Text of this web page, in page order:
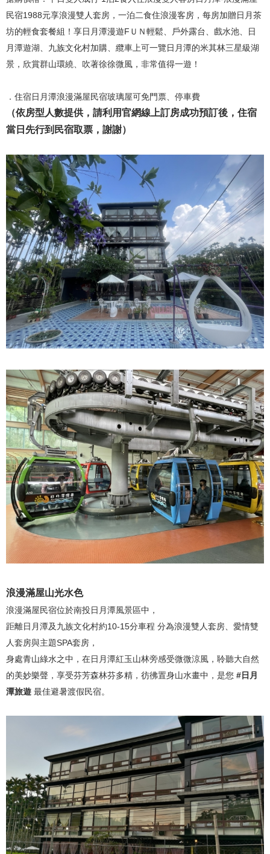
民宿1988元享浪漫雙人套房，一泊二食住浪漫客房，每房加贈日月茶
坊的輕食套餐組！享日月潭漫遊FＵＮ輕鬆、戶外露台、戲水池、日
月潭遊湖、九族文化村加購、纜車上可一覽日月潭的米其林三星級湖
景，欣賞群山環繞、吹著徐徐微風，非常值得一遊！
．住宿日月潭浪漫滿屋民宿玻璃屋可免門票、停車費
（依房型人數提供，請利用官網線上訂房成功預訂後，住宿
當日先行到民宿取票，謝謝）
浪漫滿屋山光水色
浪漫滿屋民宿位於南投日月潭風景區中，
距離日月潭及九族文化村約10-15分車程 分為浪漫雙人套房、愛情雙
人套房與主題SPA套房，
身處青山綠水之中，在日月潭紅玉山林旁感受微微涼風，聆聽大自然
的美妙樂聲，享受芬芳森林芬多精，彷彿置身山水畫中，是您 #日月
潭旅遊 最佳避暑渡假民宿。